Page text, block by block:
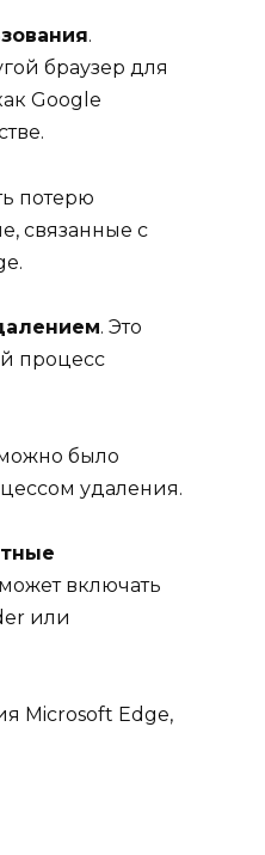
.
браузер для
Google
потерю
связанные с
. Это
процесс
было
удаления.
включать
или
Microsoft Edge,